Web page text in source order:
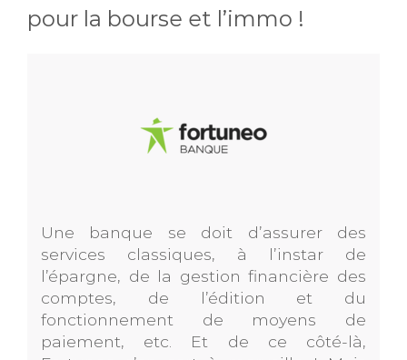
pour la bourse et l’immo !
Une banque se doit d’assurer des
services classiques, à l’instar de
l’épargne, de la gestion financière des
comptes, de l’édition et du
fonctionnement de moyens de
paiement, etc. Et de ce côté-là,